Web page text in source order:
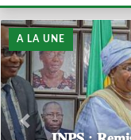
A LA UNE